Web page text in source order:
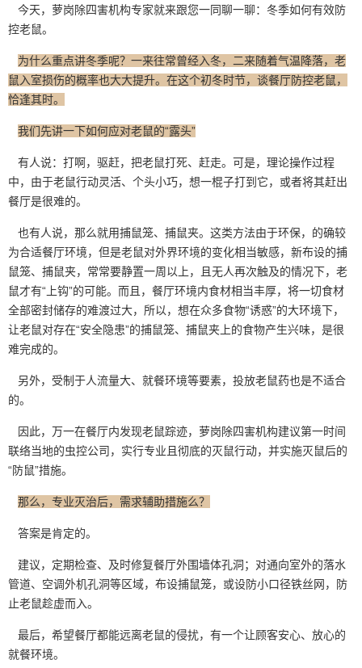
今天，萝岗除四害机构专家就来跟您一同聊一聊：冬季如何有效防
控老鼠。
为什么重点讲冬季呢？一来往常曾经入冬，二来随着气温降落，老
鼠入室损伤的概率也大大提升。在这个初冬时节，谈餐厅防控老鼠，
恰逢其时。
我们先讲一下如何应对老鼠的“露头”
有人说：打啊，驱赶，把老鼠打死、赶走。可是，理论操作过程
中，由于老鼠行动灵活、个头小巧，想一棍子打到它，或者将其赶出
餐厅是很难的。
也有人说，那么就用捕鼠笼、捕鼠夹。这类方法由于环保，的确较
为合适餐厅环境， 但是老鼠对外界环境的变化相当敏感，新布设的捕
鼠笼、捕鼠夹，常常要静置一周以上，且无人再次触及的情况下，老
鼠才有“上钩”的可能。而且，餐厅环境内食材相当丰厚，将一切食材
全部密封储存的难渡过大，所以，想在众多食物“诱惑”的大环境下，
让老鼠对存在“安全隐患”的捕鼠笼、捕鼠夹上的食物产生兴味，是很
难完成的。
另外，受制于人流量大、就餐环境等要素，投放老鼠药也是不适合
的。
因此，万一在餐厅内发现老鼠踪迹，萝岗除四害机构建议第一时间
联络当地的虫控公司，实行专业且彻底的灭鼠行动，并实施灭鼠后的
“防鼠”措施。
那么，专业灭治后，需求辅助措施么？
答案是肯定的。
建议，定期检查、及时修复餐厅外围墙体孔洞；对通向室外的落水
管道、空调外机孔洞等区域，布设捕鼠笼，或设防小口径铁丝网，防
止老鼠趁虚而入。
最后，希望餐厅都能远离老鼠的侵扰，有一个让顾客安心、放心的
就餐环境。